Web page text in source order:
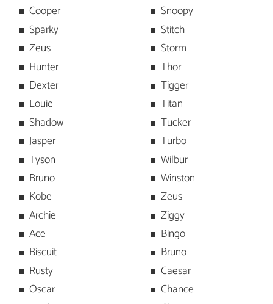
Cooper
Sparky
Zeus
Hunter
Dexter
Louie
Shadow
Jasper
Tyson
Bruno
Kobe
Archie
Ace
Biscuit
Rusty
Oscar
Snoopy
Stitch
Storm
Thor
Tigger
Titan
Tucker
Turbo
Wilbur
Winston
Zeus
Ziggy
Bingo
Bruno
Caesar
Chance